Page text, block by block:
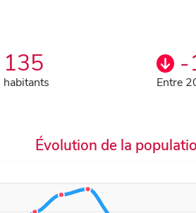
135
habitants
-
Entre
Évolution de la